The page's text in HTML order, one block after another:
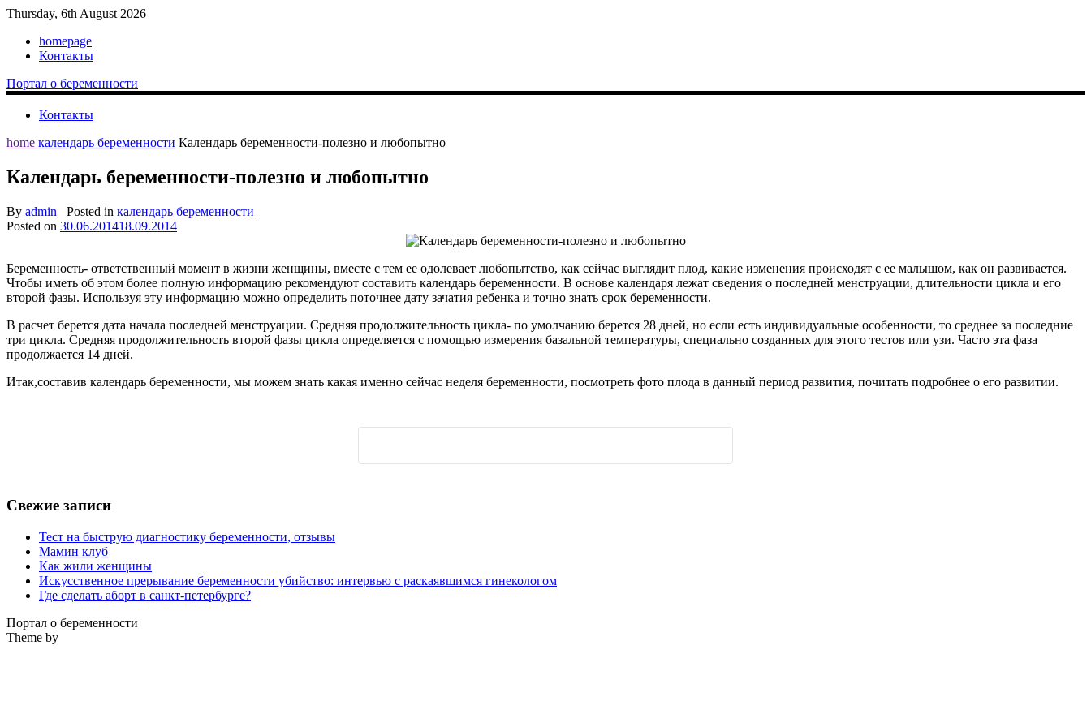
Thursday, 6th August 2026
homepage
Контакты
Портал о беременности
Контакты
home календарь беременности Календарь беременности-полезно и любопытно
Календарь беременности-полезно и любопытно
By admin Posted in календарь беременности
Posted on 30.06.201418.09.2014
Беременность- ответственный момент в жизни женщины, вместе с тем ее одолевает любопытство, как сейчас выглядит плод, какие изменения происходят с ее малышом, как он развивается.
Чтобы иметь об этом более полную информацию рекомендуют составить календарь беременности. В основе календаря лежат сведения о последней менструации, длительности цикла и его
второй фазы. Используя эту информацию можно определить поточнее дату зачатия ребенка и точно знать срок беременности.
В расчет берется дата начала последней менструации. Средняя продолжительность цикла- по умолчанию берется 28 дней, но если есть индивидуальные особенности, то среднее за последние
три цикла. Средняя продолжительность второй фазы цикла определяется с помощью измерения базальной температуры, специально созданных для этого тестов или узи. Часто эта фаза
продолжается 14 дней.
Итак,составив календарь беременности, мы можем знать какая именно сейчас неделя беременности, посмотреть фото плода в данный период развития, почитать подробнее о его развитии.
Свежие записи
Тест на быструю диагностику беременности, отзывы
Мамин клуб
Как жили женщины
Искусственное прерывание беременности убийство: интервью с раскаявшимся гинекологом
Где сделать аборт в санкт-петербурге?
Портал о беременности
Theme by